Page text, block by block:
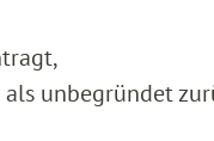
als unbegründet